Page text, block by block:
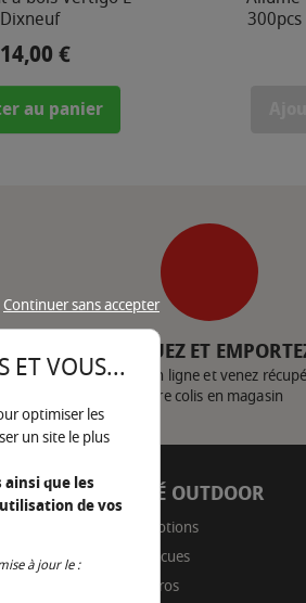
Dixneuf
€
au panier
CLIQUEZ ET
Achetez en ligne et venez
votre colis en magasin
CÔTÉ OUTDOOR
Promotions
Barbecues
Braseros
Continuer sans accepter
ET VOUS...
optimiser les
un site le plus
ainsi que les
de vos
à jour le :